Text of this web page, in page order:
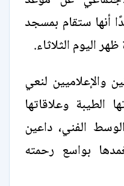
أنها ستقام بمسجد
اليوم الثلاثاء.
والإعلاميين لنعي
الطيبة وعلاقاتها
الفني، داعين
بواسع رحمته